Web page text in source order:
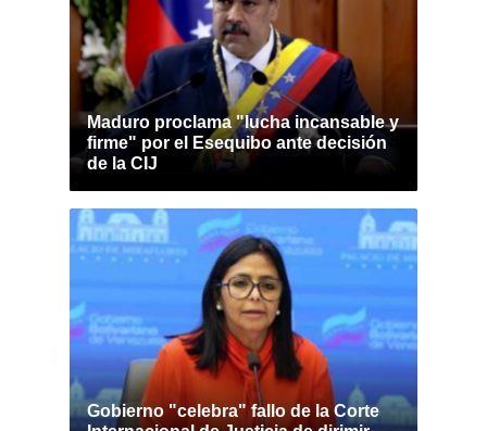
Maduro proclama "lucha incansable y
firme" por el Esequibo ante decisión
de la CIJ
Gobierno "celebra" fallo de la Corte